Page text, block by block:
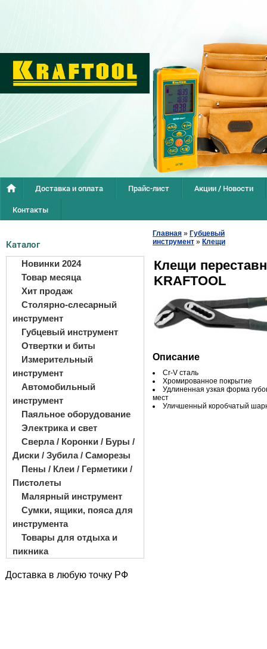
Доставка и оплата Прайс-лист
Акции / Новости
Контакты
Каталог
Новинки 2024
Товар месяца
Хит продаж
Столярно-слесарный
инструмент
Губцевый инструмент
Отвертки и биты
Измерительный
инструмент
Автомобильный
инструмент
Паяльное оборудование
Электрика и свет
Сверла / Коронки / Буры /
Диски / Зубила / Саморезы
Пены / Клеи / Герметики /
Пистолеты
Малярный инструмент
Сумки, ящики, пояса для
инструмента
Товары для отдыха и
пикника
Доставка в любую точку РФ
Главная » Губцевый
инструмент » Клещи
Клещи
KRAFTOOL
Описание
Cr-V сталь
Хромированное покрытие
Удлиненная узкая форма
мест
Уличшенный коробчатый